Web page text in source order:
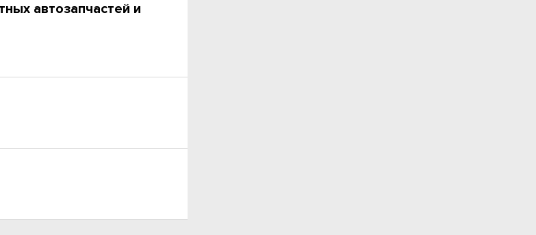
автозапчастей и